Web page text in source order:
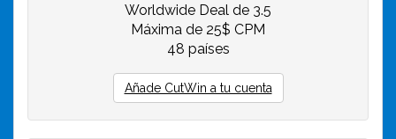
Worldwide Deal de 3.5
Máxima de 25$ CPM
48 países
Añade CutWin a tu cuenta